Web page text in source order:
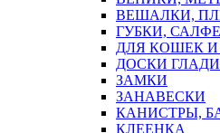
ВЕШАЛКИ,
ГУБКИ,
ДЛЯ КОШЕК
ДОСКИ
ЗАМКИ
ЗАНАВЕСКИ
КАНИСТРЫ,
КЛЕЕНКА